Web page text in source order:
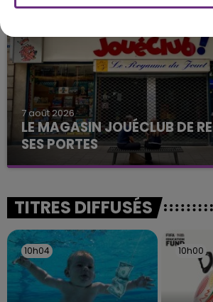
présente.
7 août 2026
LE MAGASIN JOUÉCLUB DE
SES PORTES
C'était l'une des institutions du
fermer ses portes.
TITRES DIFFUSÉS
10h04
10h04 10h00
10h00